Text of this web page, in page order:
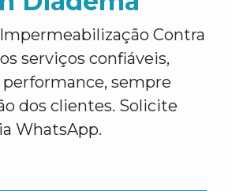
Contra
serviços confiáveis,
sempre
dos clientes. Solicite
WhatsApp.